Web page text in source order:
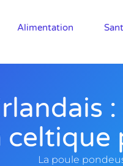
Alimentation
celtique
La poule